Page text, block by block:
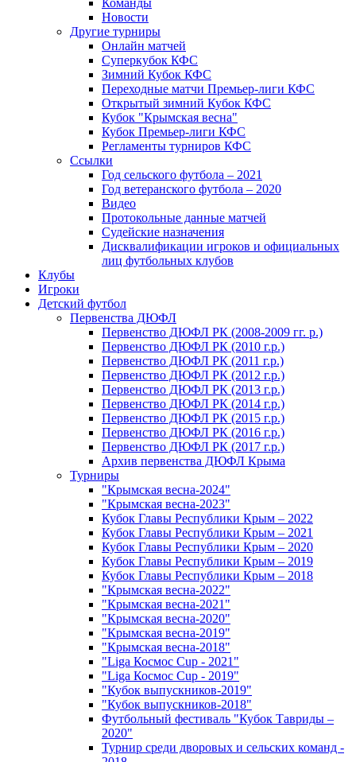
Команды
Новости
Другие турниры
Онлайн матчей
Суперкубок КФС
Зимний Кубок КФС
Переходные матчи Премьер-лиги КФС
Открытый зимний Кубок КФС
Кубок "Крымская весна"
Кубок Премьер-лиги КФС
Регламенты турниров КФС
Ссылки
Год сельского футбола – 2021
Год ветеранского футбола – 2020
Видео
Протокольные данные матчей
Судейские назначения
Дисквалификации игроков и официальных
лиц футбольных клубов
Клубы
Игроки
Детский футбол
Первенства ДЮФЛ
Первенство ДЮФЛ РК (2008-2009 гг. р.)
Первенство ДЮФЛ РК (2010 г.р.)
Первенство ДЮФЛ РК (2011 г.р.)
Первенство ДЮФЛ РК (2012 г.р.)
Первенство ДЮФЛ РК (2013 г.р.)
Первенство ДЮФЛ РК (2014 г.р.)
Первенство ДЮФЛ РК (2015 г.р.)
Первенство ДЮФЛ РК (2016 г.р.)
Первенство ДЮФЛ РК (2017 г.р.)
Архив первенства ДЮФЛ Крыма
Турниры
"Крымская весна-2024"
"Крымская весна-2023"
Кубок Главы Республики Крым – 2022
Кубок Главы Республики Крым – 2021
Кубок Главы Республики Крым – 2020
Кубок Главы Республики Крым – 2019
Кубок Главы Республики Крым – 2018
"Крымская весна-2022"
"Крымская весна-2021"
"Крымская весна-2020"
"Крымская весна-2019"
"Крымская весна-2018"
"Liga Космос Cup - 2021"
"Liga Космос Cup - 2019"
"Кубок выпускников-2019"
"Кубок выпускников-2018"
Футбольный фестиваль "Кубок Тавриды –
2020"
Турнир среди дворовых и сельских команд -